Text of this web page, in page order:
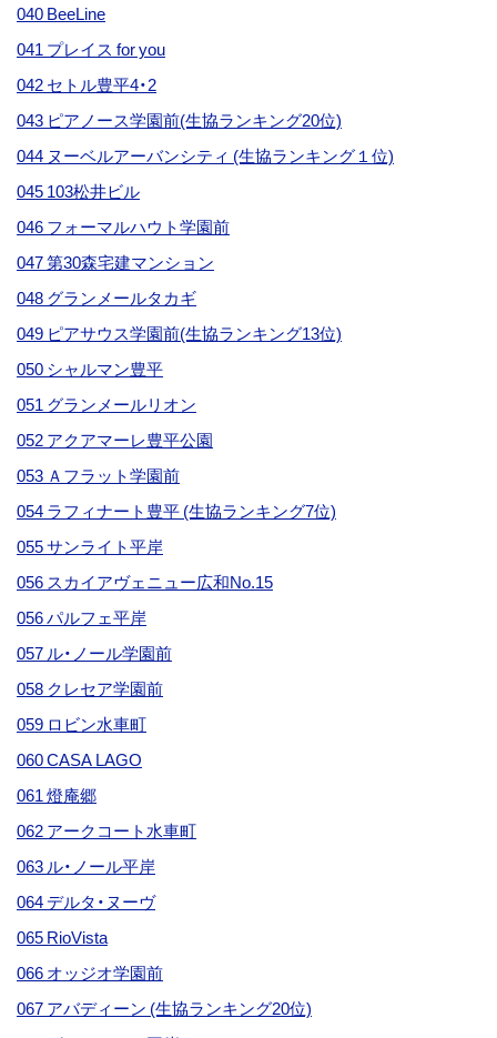
040 BeeLine
041 プレイス for you
042 セトル豊平4・2
043 ピアノース学園前(生協ランキング20位)
044 ヌーベルアーバンシティ (生協ランキング１位)
045 103松井ビル
046 フォーマルハウト学園前
047 第30森宅建マンション
048 グランメールタカギ
049 ピアサウス学園前(生協ランキング13位)
050 シャルマン豊平
051 グランメールリオン
052 アクアマーレ豊平公園
053 Ａフラット学園前
054 ラフィナート豊平 (生協ランキング7位)
055 サンライト平岸
056 スカイアヴェニュー広和No.15
056 パルフェ平岸
057 ル・ノール学園前
058 クレセア学園前
059 ロビン水車町
060 CASA LAGO
061 燈庵郷
062 アークコート水車町
063 ル・ノール平岸
064 デルタ・ヌーヴ
065 RioVista
066 オッジオ学園前
067 アバディーン (生協ランキング20位)